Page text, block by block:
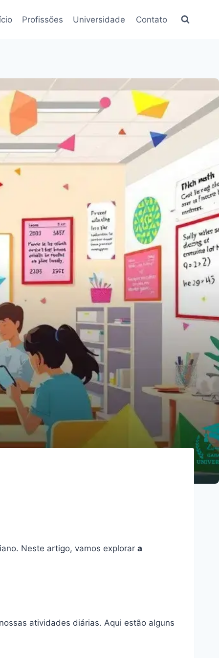
Profissões Universidade Contato
Neste artigo, vamos explorar a
atividades diárias. Aqui estão alguns